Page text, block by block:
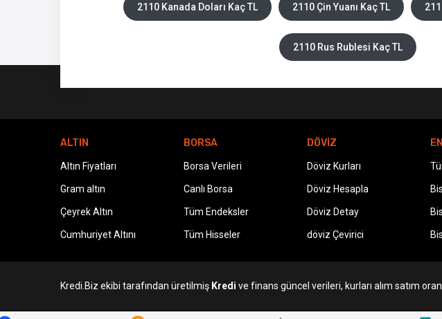
2110 Kanada Doları Kaç TL 2110 Çin Yuanı Kaç TL
2110 Rus Rublesi Kaç TL
ALTIN
Altın Fiyatları
Gram altın
Çeyrek Altın
Cumhuriyet Altını
BORSA
Borsa Verileri
Canlı Borsa
Tüm Endeksler
Tüm Hisseler
DÖVİZ
Döviz Kurları
Döviz Hesapla
Döviz Detay
döviz Çevirici
Kredi.Biz ekibi tarafından üretilmiş Kredi ve finans güncel verileri, kurları alım satım